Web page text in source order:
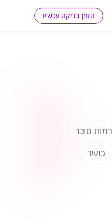
הזמן בדיקה עכשיו
רמות סוכר
כושר